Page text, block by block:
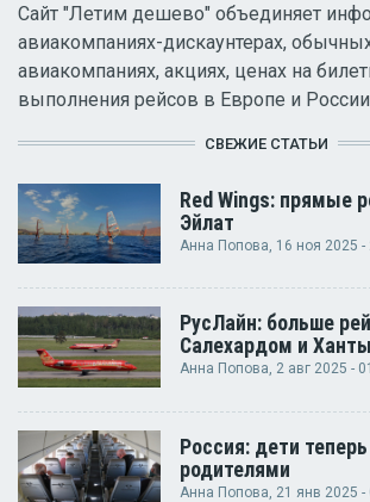
Сайт "Летим дешево" объединяет
авиакомпаниях-дискаунтерах,
авиакомпаниях, акциях, ценах на
выполнения рейсов в Европе и
СВЕЖИЕ СТАТЬИ
Red Wings: прямые
Эйлат
Анна Попова, 16 ноя 2025 -
РусЛайн: больше
Салехардом и
Анна Попова, 2 авг 2025 -
Россия: дети
родителями
Анна Попова, 21 янв 2025 -